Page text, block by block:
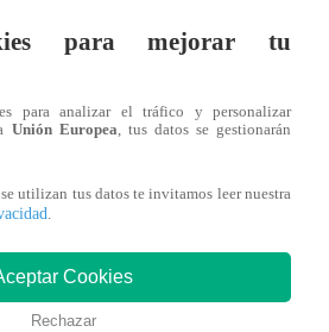
Maritza Rodríguez
te puede
para mejorar tu
para analizar el tráfico y personalizar
Unión Europea, tus datos se gestionarán
utilizan tus datos te invitamos leer nuestra
.
Cookies
Rechazar